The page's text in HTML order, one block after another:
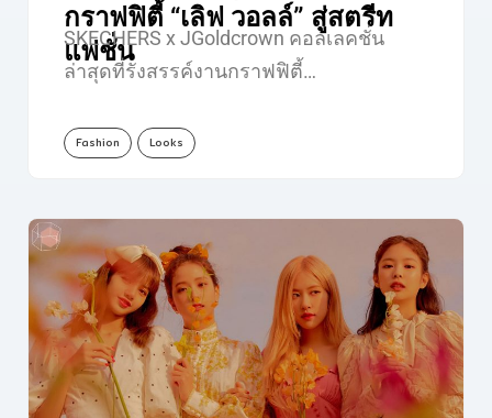
กราฟฟิตี้ “เลิฟ วอลล์” สู่สตรีท
แฟชั่น
SKECHERS x JGoldcrown คอลเลคชั่น
ล่าสุดที่รังสรรค์งานกราฟฟิตี้…
Fashion Looks